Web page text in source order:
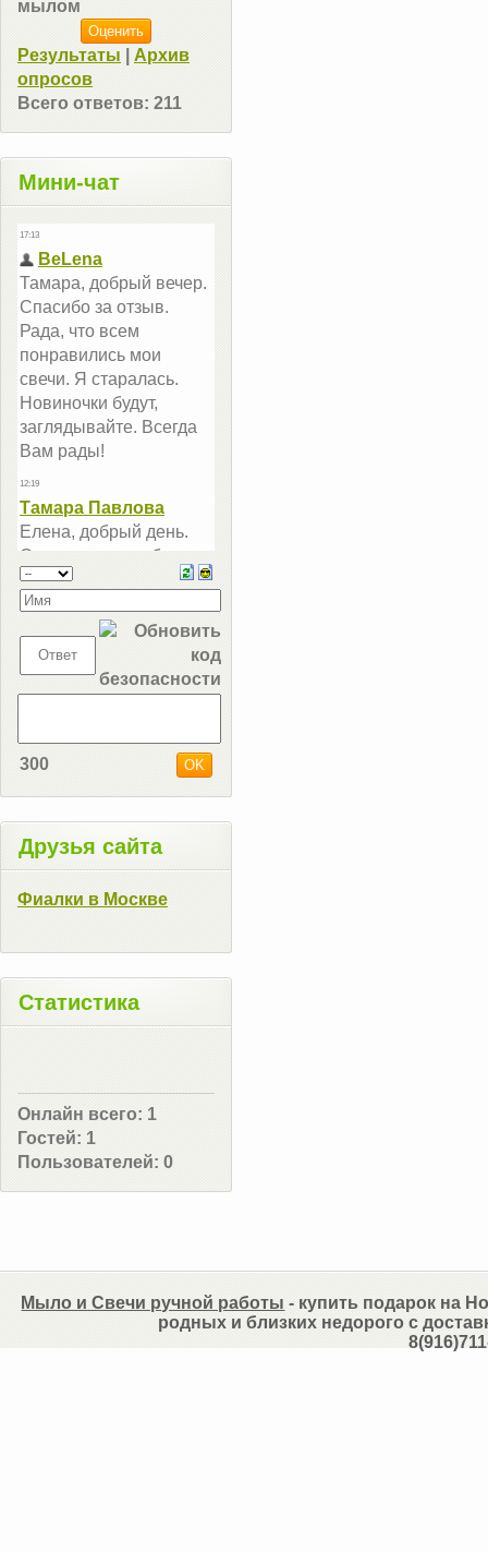
мылом
Результаты
Архив
опросов
Всего ответов: 211
Мини-чат
300
Друзья сайта
Фиалки в Москве
Статистика
Онлайн всего: 1
Гостей: 1
Пользователей: 0
Мыло и Свечи ручной работы - купить подарок на
родных и близких недорого с